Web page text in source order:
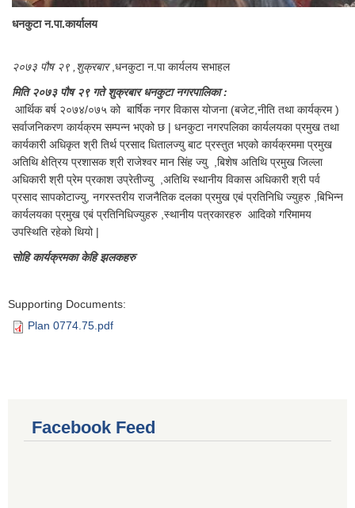
धनकुटा न.पा.कार्यालय
२०७३ पौष २९ ,शुक्रबार,धनकुटा न.पा कार्यलय सभाहल
मिति २०७३ पौष २९ गते शुक्रबार धनकुटा नगरपालिका :
आर्थिक बर्ष २०७४/०७५ को बार्षिक नगर विकास योजना (बजेट,नीति तथा कार्यक्रम )
सर्वाजनिकरण कार्यक्रम सम्पन्न भएको छ | धनकुटा नगरपलिका कार्यलयका प्रमुख तथा
कार्यकारी अधिकृत श्री तिर्थ प्रसाद धितालज्यु बाट प्रस्तुत भएको कार्यक्रममा प्रमुख
अतिथि क्षेत्रिय प्रशासक श्री राजेश्वर मान सिंह ज्यु ,बिशेष अतिथि प्रमुख जिल्ला
अधिकारी श्री प्रेम प्रकाश उप्रेतीज्यु ,अतिथि स्थानीय विकास अधिकारी श्री पर्व
प्रसाद सापकोटाज्यु, नगरस्तरीय राजनैतिक दलका प्रमुख एबं प्रतिनिधि ज्युहरु ,बिभिन्न
कार्यलयका प्रमुख एबं प्रतिनिधिज्युहरु ,स्थानीय पत्रकारहरु आदिको गरिमामय
उपस्थिति रहेको थियो |
सोहि कार्यक्रमका केहि झलकहरु
Supporting Documents:
Plan 0774.75.pdf
Facebook Feed